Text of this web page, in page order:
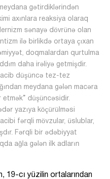
gətirdiklərindən
axınlara reaksiya olaraq
sənayə dövrünə olan
ilə birlikdə ortaya çıxan
doqmalardan qurtulma
daha irəliyə getmişdir.
düşüncə tez-tez
meydana gələn macəra
etmək” düşüncəsidir.
yazıya köçürülməsi
fərqli mövzular, üslublar,
Fərqli bir ədəbiyyat
ağla gələn ilk adların
19-cı yüzilin ortalarından